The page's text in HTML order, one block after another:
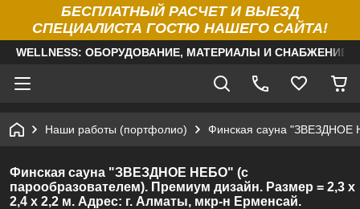
БЕСПЛАТНЫЙ РАСЧЕТ И ВЫЕЗД
СПЕЦИАЛИСТА ГОСТЮ НАШЕГО САЙТА!
WELLNESS: ОБОРУДОВАНИЕ, МАТЕРИАЛЫ И
Наши работы (портфолио) Финская сауна "ЗВЕЗДНОЕ
Финская сауна "ЗВЕЗДНОЕ НЕБО" (с
парообразователем). Премиум дизайн. Размер = 2,3 х
2,4 х 2,2 м. Адрес: г. Алматы, мкр-н Ерменсай.